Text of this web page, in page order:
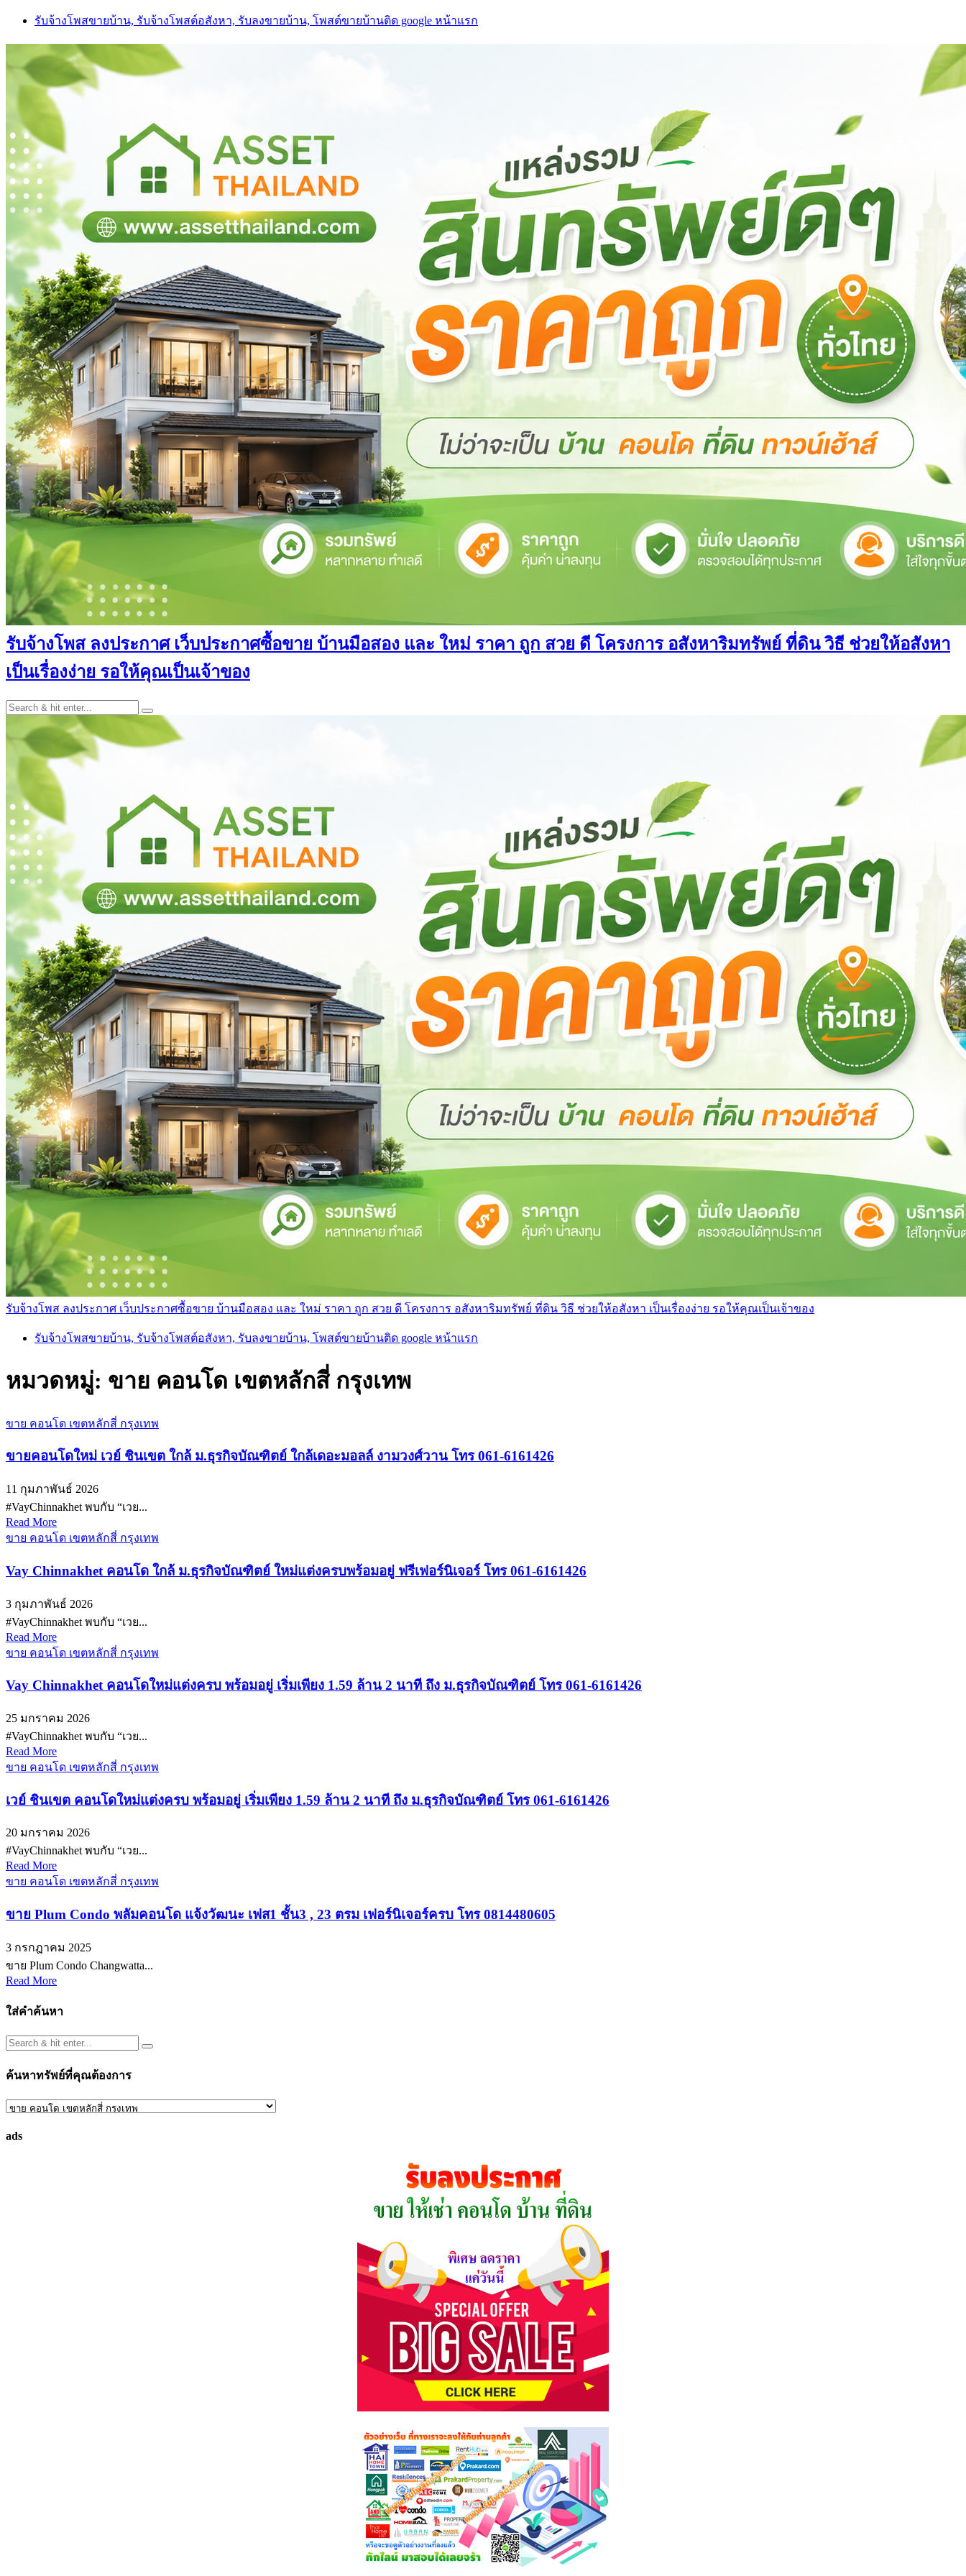
Skip
content
รับจ้างโพสขายบ้าน, รับจ้างโพสต์อสังหา, รับลงขายบ้าน, โพสต์ขายบ้านติด google หน้าแรก
รับจ้างโพส ลงประกาศ เว็บประกาศซื้อขาย บ้านมือสอง และ ใหม่ ราคา ถูก สวย ดี โครงการ อสังหาริมทรัพย์ ที่ดิน วิธี ช่วยให้อสังหา
เป็นเรื่องง่าย รอให้คุณเป็นเจ้าของ
รับจ้างโพส ลงประกาศ เว็บประกาศซื้อขาย บ้านมือสอง และ ใหม่ ราคา ถูก สวย ดี โครงการ อสังหาริมทรัพย์ ที่ดิน วิธี ช่วยให้อสังหา เป็นเรื่องง่าย รอให้คุณเป็นเจ้าของ
รับจ้างโพสขายบ้าน, รับจ้างโพสต์อสังหา, รับลงขายบ้าน, โพสต์ขายบ้านติด google หน้าแรก
หมวดหมู่: ขาย คอนโด เขตหลักสี่ กรุงเทพ
ขาย คอนโด เขตหลักสี่ กรุงเทพ
ขายคอนโดใหม่ เวย์ ชินเขต ใกล้ ม.ธุรกิจบัณฑิตย์ ใกล้เดอะมอลล์ งามวงศ์วาน โทร 061-6161426
11 กุมภาพันธ์ 2026
#VayChinnakhet พบกับ “เวย...
Read More
ขาย คอนโด เขตหลักสี่ กรุงเทพ
Vay Chinnakhet คอนโด ใกล้ ม.ธุรกิจบัณฑิตย์ ใหม่แต่งครบพร้อมอยู่ ฟรีเฟอร์นิเจอร์ โทร 061-6161426
3 กุมภาพันธ์ 2026
#VayChinnakhet พบกับ “เวย...
Read More
ขาย คอนโด เขตหลักสี่ กรุงเทพ
Vay Chinnakhet คอนโดใหม่แต่งครบ พร้อมอยู่ เริ่มเพียง 1.59 ล้าน 2 นาที ถึง ม.ธุรกิจบัณฑิตย์ โทร 061-6161426
25 มกราคม 2026
#VayChinnakhet พบกับ “เวย...
Read More
ขาย คอนโด เขตหลักสี่ กรุงเทพ
เวย์ ชินเขต คอนโดใหม่แต่งครบ พร้อมอยู่ เริ่มเพียง 1.59 ล้าน 2 นาที ถึง ม.ธุรกิจบัณฑิตย์ โทร 061-6161426
20 มกราคม 2026
#VayChinnakhet พบกับ “เวย...
Read More
ขาย คอนโด เขตหลักสี่ กรุงเทพ
ขาย Plum Condo พลัมคอนโด แจ้งวัฒนะ เฟส1 ชั้น3 , 23 ตรม เฟอร์นิเจอร์ครบ โทร 0814480605
3 กรกฎาคม 2025
ขาย Plum Condo Changwatta...
Read More
ใส่คำค้นหา
ค้นหาทรัพย์ที่คุณต้องการ
ค้นหา
ที่
ads